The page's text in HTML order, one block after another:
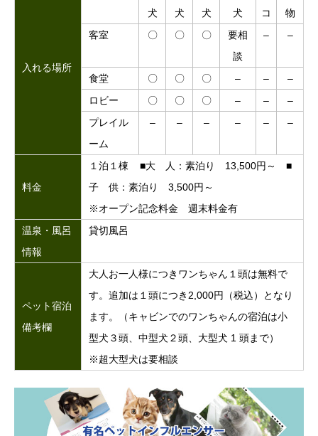
入れる場所
犬
犬
犬
犬
コ
物
客室
〇 〇 〇
要相
談
– –
食堂 〇 〇 〇 – –
–
ロビー
〇 〇 〇 – –
–
プレイル
ーム
– – – – – –
料金
１泊１棟 ■大 人：素泊り 13,500円～ ■
子 供：素泊り 3,500円～
※オープン記念料金 週末料金有
温泉・風呂
情報
貸切風呂
ペット宿泊
備考欄
大人お一人様につきワンちゃん１頭は無料で
す。追加は１頭につき2,000円（税込）となり
ます。（キャビンでのワンちゃんの宿泊は小
型犬３頭、中型犬２頭、大型犬 1 頭まで）
※超大型犬は要相談